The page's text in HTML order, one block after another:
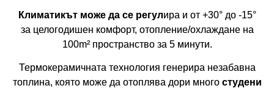
Климатикът може да се регулира и от +30° до -15°
за целогодишен комфорт, отопление/охлаждане на
100m² пространство за 5 минути.
Термокерамичната технология генерира незабавна
топлина, която може да отоплява дори многостудени